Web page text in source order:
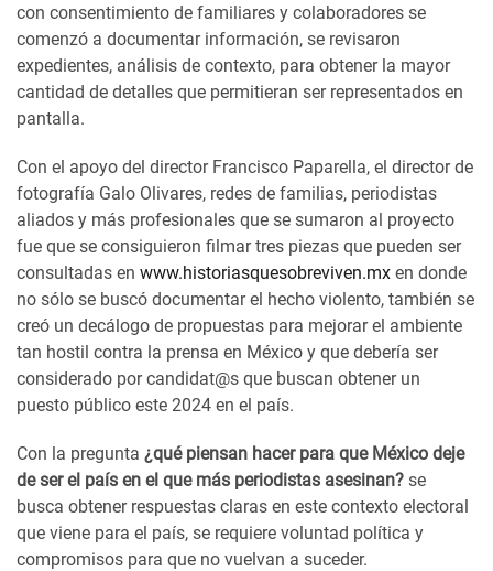
con consentimiento de familiares y colaboradores se
comenzó a documentar información, se revisaron
expedientes, análisis de contexto, para obtener la mayor
cantidad de detalles que permitieran ser representados en
pantalla.
Con el apoyo del director Francisco Paparella, el director de
fotografía Galo Olivares, redes de familias, periodistas
aliados y más profesionales que se sumaron al proyecto
fue que se consiguieron filmar tres piezas que pueden ser
consultadas en www.historiasquesobreviven.mx en donde
no sólo se buscó documentar el hecho violento, también se
creó un decálogo de propuestas para mejorar el ambiente
tan hostil contra la prensa en México y que debería ser
considerado por candidat@s que buscan obtener un
puesto público este 2024 en el país.
Con la pregunta ¿qué piensan hacer para que México deje
de ser el país en el que más periodistas asesinan? se
busca obtener respuestas claras en este contexto electoral
que viene para el país, se requiere voluntad política y
compromisos para que no vuelvan a suceder.